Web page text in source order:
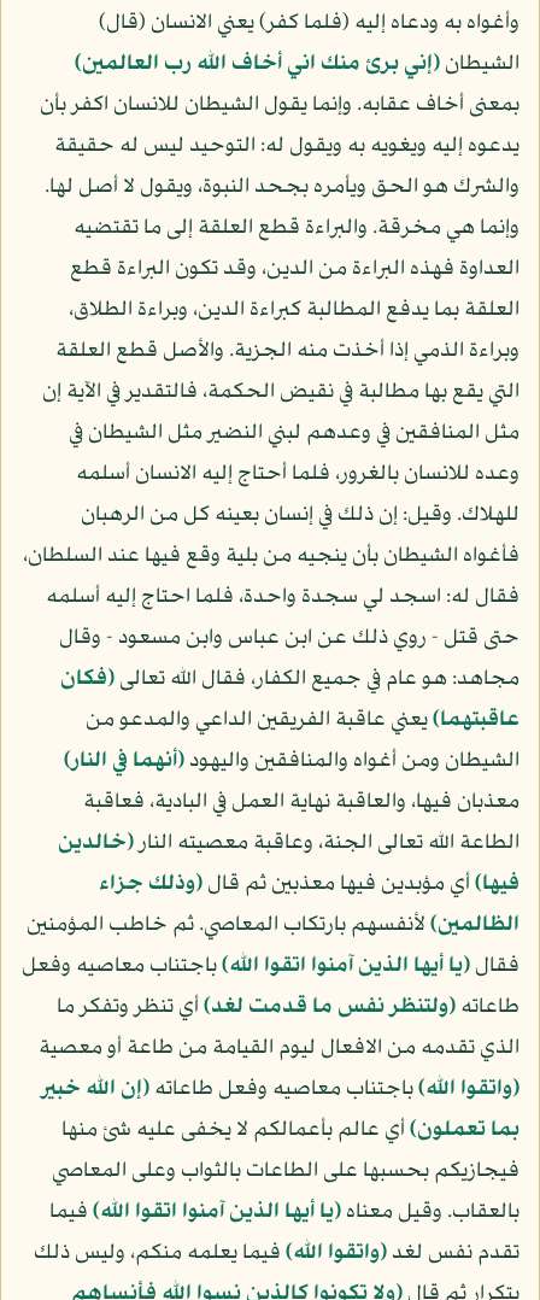
وأغواه به ودعاه إليه (فلما كفر) يعني الانسان (قال)
الشيطان(إني برئ منك اني أخاف الله رب العالمين)
بمعنى أخاف عقابه. وإنما يقول الشيطان للانسان اكفر بأن
يدعوه إليه ويغويه به ويقول له: التوحيد ليس له حقيقة
والشرك هو الحق ويأمره بجحد النبوة، ويقول لا أصل لها.
وإنما هي مخرقة. والبراءة قطع العلقة إلى ما تقتضيه
العداوة فهذه البراءة من الدين، وقد تكون البراءة قطع
العلقة بما يدفع المطالبة كبراءة الدين، وبراءة الطلاق،
وبراءة الذمي إذا أخذت منه الجزية. والأصل قطع العلقة
التي يقع بها مطالبة في نقيض الحكمة، فالتقدير في الآية إن
مثل المنافقين في وعدهم لبني النضير مثل الشيطان في
وعده للانسان بالغرور، فلما أحتاج إليه الانسان أسلمه
للهلاك. وقيل: إن ذلك في إنسان بعينه كل من الرهبان
فأغواه الشيطان بأن ينجيه من بلية وقع فيها عند السلطان،
فقال له: اسجد لي سجدة واحدة، فلما احتاج إليه أسلمه
حتى قتل - روي ذلك عن ابن عباس وابن مسعود - وقال
مجاهد: هو عام في جميع الكفار، فقال الله تعالى(فكان
عاقبتهما)يعني عاقبة الفريقين الداعي والمدعو من
الشيطان ومن أغواه والمنافقين واليهود(أنهما في النار)
معذبان فيها، والعاقبة نهاية العمل في البادية، فعاقبة
الطاعة الله تعالى الجنة، وعاقبة معصيته النار(خالدين
فيها)أي مؤبدين فيها معذبين ثم قال(وذلك جزاء
الظالمين)لأنفسهم بارتكاب المعاصي. ثم خاطب المؤمنين
فقال(يا أيها الذين آمنوا اتقوا الله)باجتناب معاصيه وفعل
طاعاته(ولتنظر نفس ما قدمت لغد)أي تنظر وتفكر ما
الذي تقدمه من الافعال ليوم القيامة من طاعة أو معصية
(واتقوا الله)باجتناب معاصيه وفعل طاعاته(إن الله خبير
بما تعملون)أي عالم بأعمالكم لا يخفى عليه شئ منها
فيجازيكم بحسبها على الطاعات بالثواب وعلى المعاصي
بالعقاب. وقيل معناه(يا أيها الذين آمنوا اتقوا الله)فيما
تقدم نفس لغد(واتقوا الله)فيما يعلمه منكم، وليس ذلك